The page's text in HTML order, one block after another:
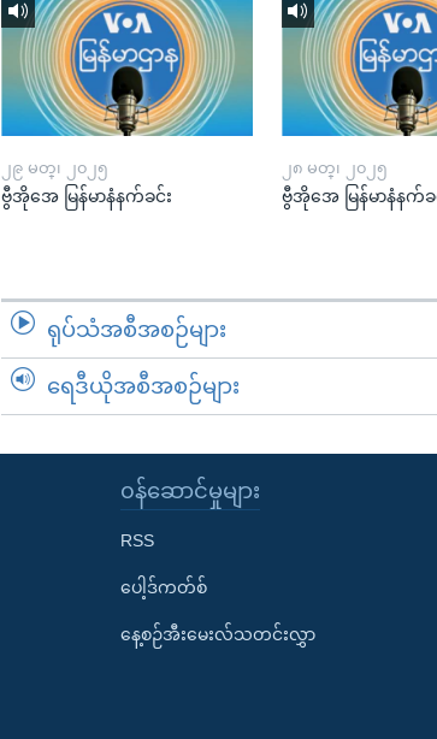
၂၉ မတ္၊ ၂၀၂၅
ဗွီအိုအေ မြန်မာနံနက်ခင်း
၂၈ မတ္၊ ၂၀၂၅
ဗွီအိုအေ မြန်မာနံနက်ခ
ရုပ်သံအစီအစဉ်များ
ရေဒီယိုအစီအစဉ်များ
၀န်ဆောင်မှုများ
RSS
ပေါ့ဒ်ကတ်စ်
နေ့စဉ်အီးမေးလ်သတင်းလွှာ